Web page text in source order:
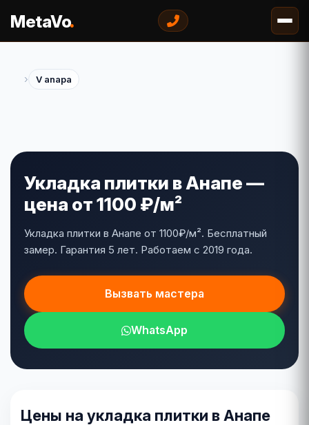
MetaVo.
› V anapa
Укладка плитки в Анапе —
цена от 1100 ₽/м²
Укладка плитки в Анапе от 1100₽/м². Бесплатный
замер. Гарантия 5 лет. Работаем с 2019 года.
Вызвать мастера
WhatsApp
Цены на укладка плитки в Анапе